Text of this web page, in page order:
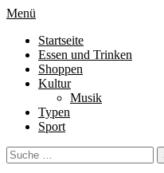
Menü
Startseite
Essen und Trinken
Shoppen
Kultur
Musik
Typen
Sport